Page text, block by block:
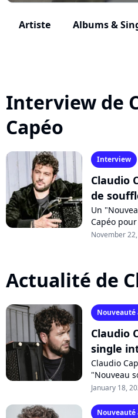
Artiste Albums &
Interview de
Capéo
Interview
Claudio
de
Un
Capéo
musique.
November
Actualité de
Nouveauté
Claudio
single
Claudio
"Nouveau
dans...
January 18,
Nouveauté